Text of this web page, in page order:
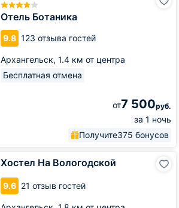
Отель Ботаника
9.8 123 отзыва гостей
Архангельск, 1.4 км от центра
Бесплатная отмена
от7 500руб.
за 1 ночь
Получите375 бонусов
Хостел На Вологодской
9.6 21 отзыв гостей